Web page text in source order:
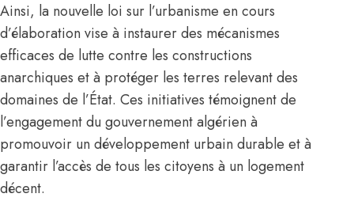
Ainsi, la nouvelle loi sur l’urbanisme en cours
d’élaboration vise à instaurer des mécanismes
efficaces de lutte contre les constructions
anarchiques et à protéger les terres relevant des
domaines de l’État. Ces initiatives témoignent de
l’engagement du gouvernement algérien à
promouvoir un développement urbain durable et à
garantir l’accès de tous les citoyens à un logement
décent.